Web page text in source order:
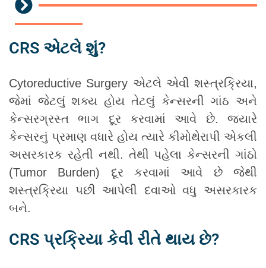
CRS એટલે શું?
Cytoreductive Surgery એટલે એવી શસ્ત્રક્રિયા,
જેમાં જેટલું શક્ય હોય તેટલું કેન્સરની ગાંઠ અને
કેન્સરગ્રસ્ત ભાગ દૂર કરવામાં આવે છે. જ્યારે
કેન્સરનું પ્રમાણ વધારે હોય ત્યારે કીમોથેરાપી એકલી
અસરકારક રહેતી નથી. તેથી પહેલા કેન્સરની ગાંઠો
(Tumor Burden) દૂર કરવામાં આવે છે જેથી
શસ્ત્રક્રિયા પછી આપેલી દવાઓ વધુ અસરકારક
બને.
CRS પ્રક્રિયા કેવી રીતે થાય છે?